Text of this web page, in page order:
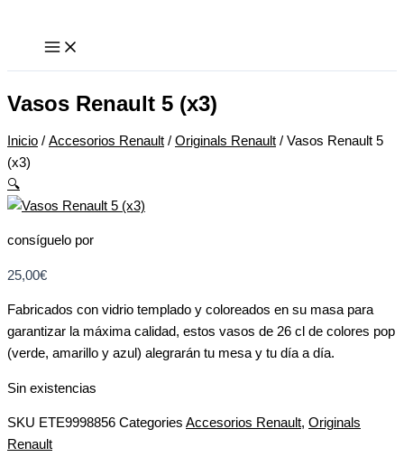
contenido
Vasos Renault 5 (x3)
Inicio / Accesorios Renault / Originals Renault / Vasos Renault 5
(x3)
🔍
consíguelo por
25,00€
Fabricados con vidrio templado y coloreados en su masa para
garantizar la máxima calidad, estos vasos de 26 cl de colores pop
(verde, amarillo y azul) alegrarán tu mesa y tu día a día.
Sin existencias
SKU ETE9998856 Categories Accesorios Renault, Originals
Renault
múltiples
opciones
producto
múltiples
opciones
producto